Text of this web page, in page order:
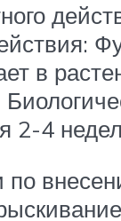
в
2-4
по